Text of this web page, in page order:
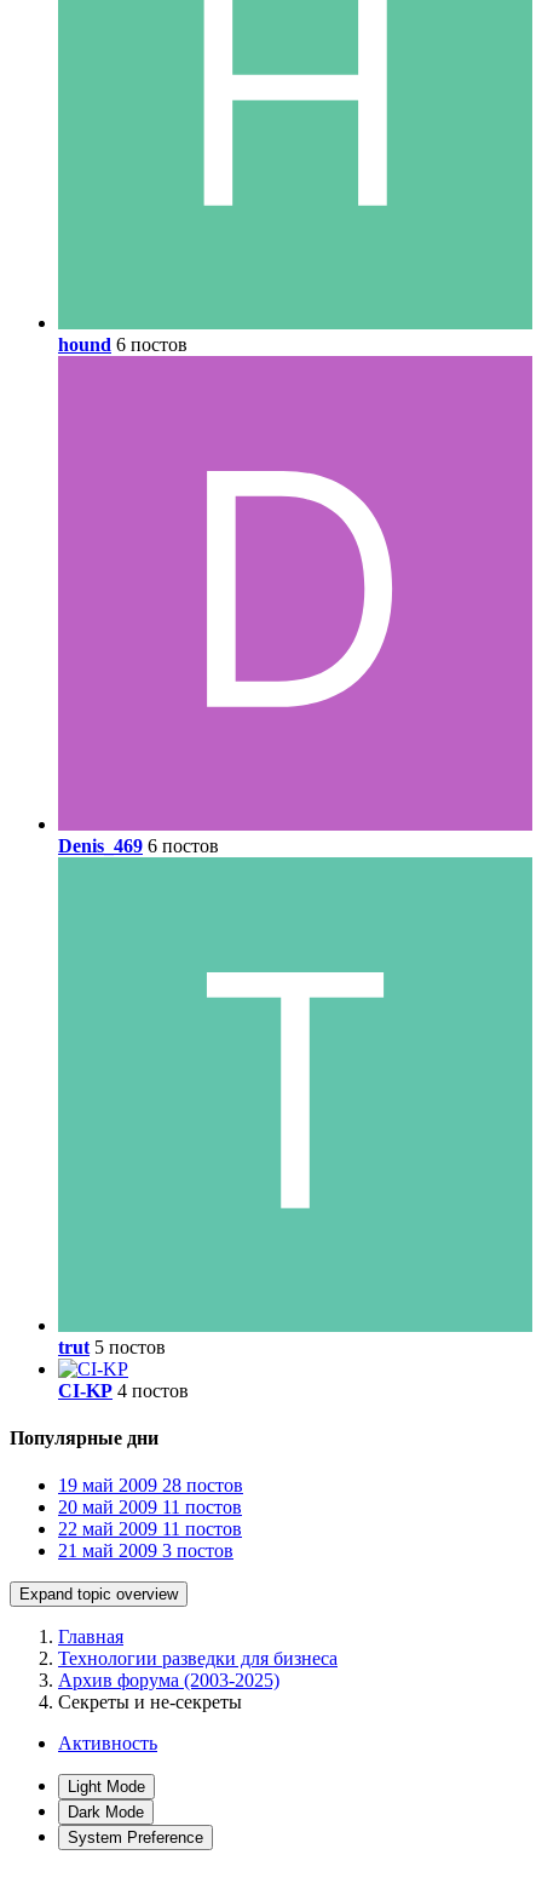
hound 6 постов
Denis_469 6 постов
trut 5 постов
CI-KP 4 постов
Популярные дни
19 май 2009 28 постов
20 май 2009 11 постов
22 май 2009 11 постов
21 май 2009 3 постов
Expand topic overview
Главная
Технологии разведки для бизнеса
Архив форума (2003-2025)
Секреты и не-секреты
Активность
Light Mode
Dark Mode
System Preference